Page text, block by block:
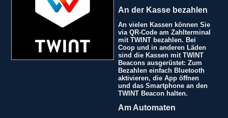
An der Kasse bezahlen
An vielen Kassen können Sie
via QR-Code am Zahlterminal
mit TWINT bezahlen. Bei
Coop und in anderen Läden
sind die Kassen mit TWINT
Beacons ausgerüstet: Zum
Bezahlen einfach Bluetooth
aktivieren, die App öffnen
und das Smartphone an den
TWINT Beacon halten.
Am Automaten